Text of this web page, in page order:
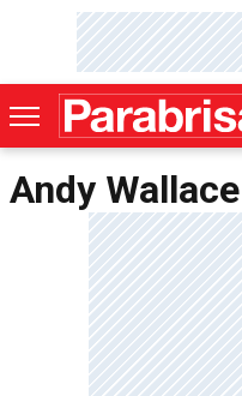
Andy Wallace